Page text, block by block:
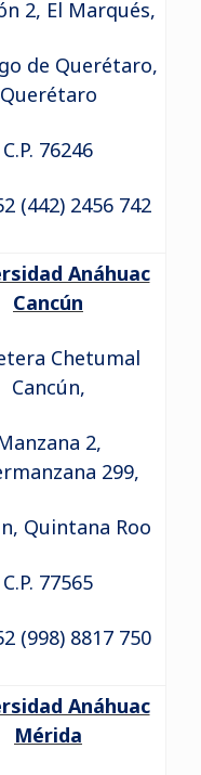
2, El Marqués,
de Querétaro,
Querétaro
C.P. 76246
(442) 2456 742
Anáhuac
Cancún
Chetumal
Cancún,
2,
299,
Quintana Roo
C.P. 77565
(998) 8817 750
Anáhuac
Mérida